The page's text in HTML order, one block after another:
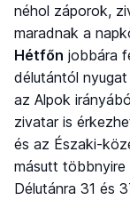
néhol záporok,
maradnak a
Hétfőn jobbára
délutántól
az Alpok
zivatar is
és az Északi-
másutt többnyire
Délutánra 31 és